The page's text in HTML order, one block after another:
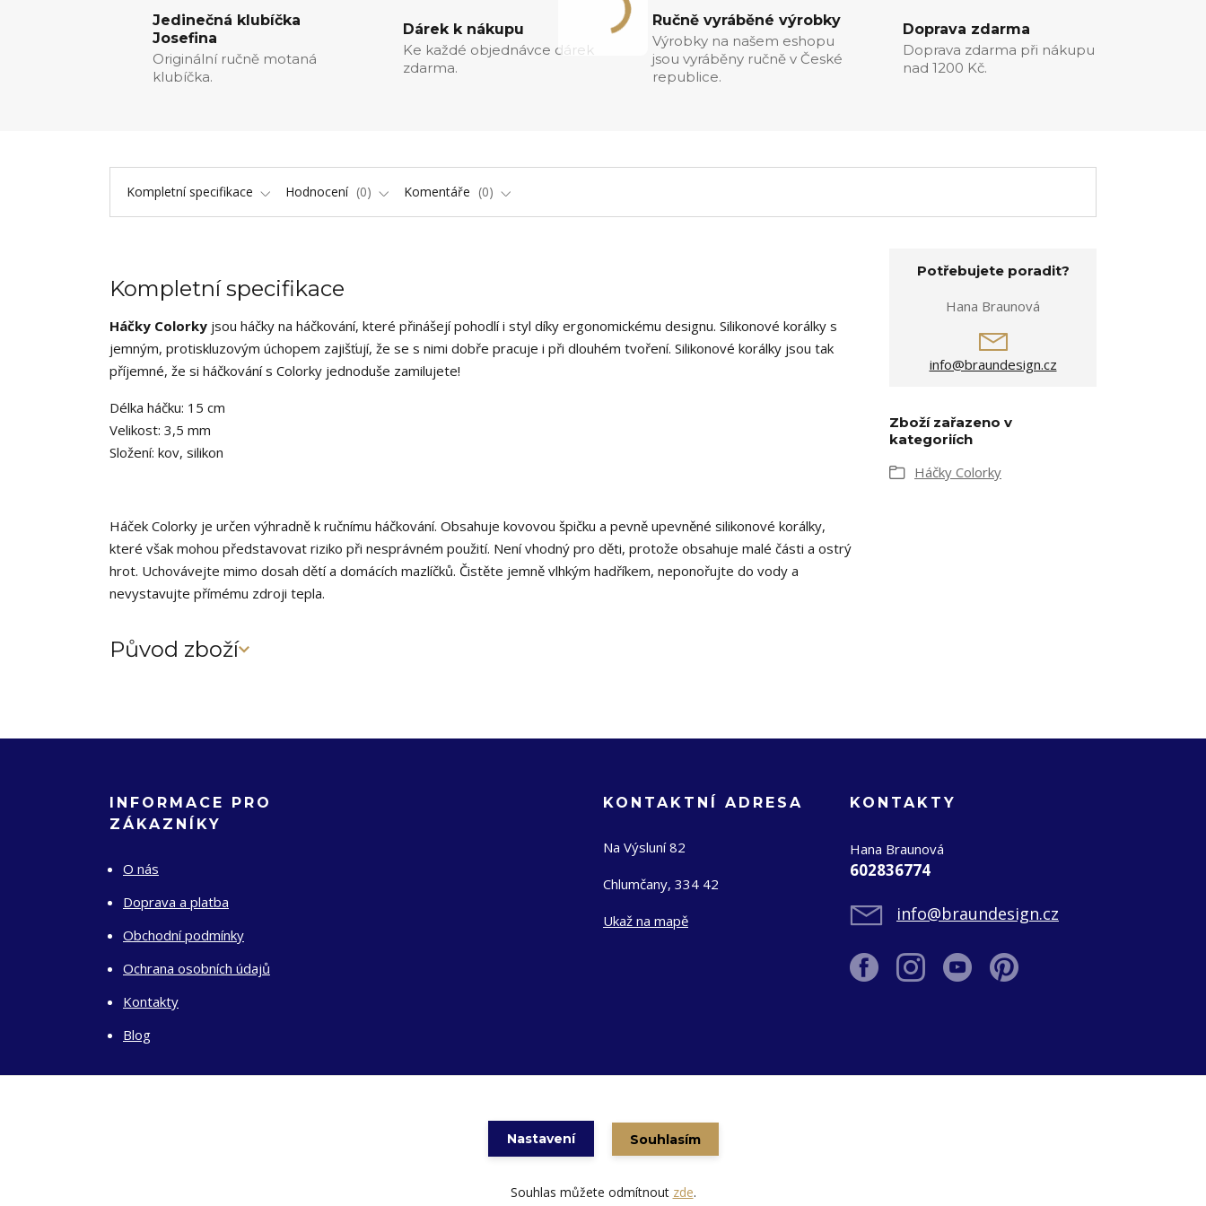
Jedinečná klubíčka
Josefina
Originální ručně motaná
klubíčka.
Dárek k nákupu
Ke každé objednávce dárek
zdarma.
Ručně vyráběné výrobky
Výrobky na našem eshopu
jsou vyráběny ručně v České
republice.
Doprava zdarma
Doprava zdarma při nákupu
nad 1200 Kč.
Kompletní specifikace Hodnocení 0 Komentáře 0
Kompletní specifikace
Háčky Colorky jsou háčky na háčkování, které přinášejí pohodlí i styl díky ergonomickému designu. Silikonové korálky s
jemným, protiskluzovým úchopem zajišťují, že se s nimi dobře pracuje i při dlouhém tvoření. Silikonové korálky jsou tak
příjemné, že si háčkování s Colorky jednoduše zamilujete!
Délka háčku: 15 cm
Velikost: 3,5 mm
Složení: kov, silikon
Háček Colorky je určen výhradně k ručnímu háčkování. Obsahuje kovovou špičku a pevně upevněné silikonové korálky,
které však mohou představovat riziko při nesprávném použití. Není vhodný pro děti, protože obsahuje malé části a ostrý
hrot. Uchovávejte mimo dosah dětí a domácích mazlíčků. Čistěte jemně vlhkým hadříkem, neponořujte do vody a
nevystavujte přímému zdroji tepla.
Původ zboží
Potřebujete poradit?
Hana Braunová
info@braundesign.cz
Zboží zařazeno v
kategoriích
Háčky Colorky
INFORMACE PRO
ZÁKAZNÍKY
O nás
Doprava a platba
Obchodní podmínky
Ochrana osobních údajů
Kontakty
Blog
KONTAKTNÍ ADRESA
Na Výsluní 82
Chlumčany, 334 42
Ukaž na mapě
KONTAKTY
Hana Braunová
602836774
info@braundesign.cz
Vytvořeno na
Nastavení Souhlasím
Souhlas můžete odmítnout zde.